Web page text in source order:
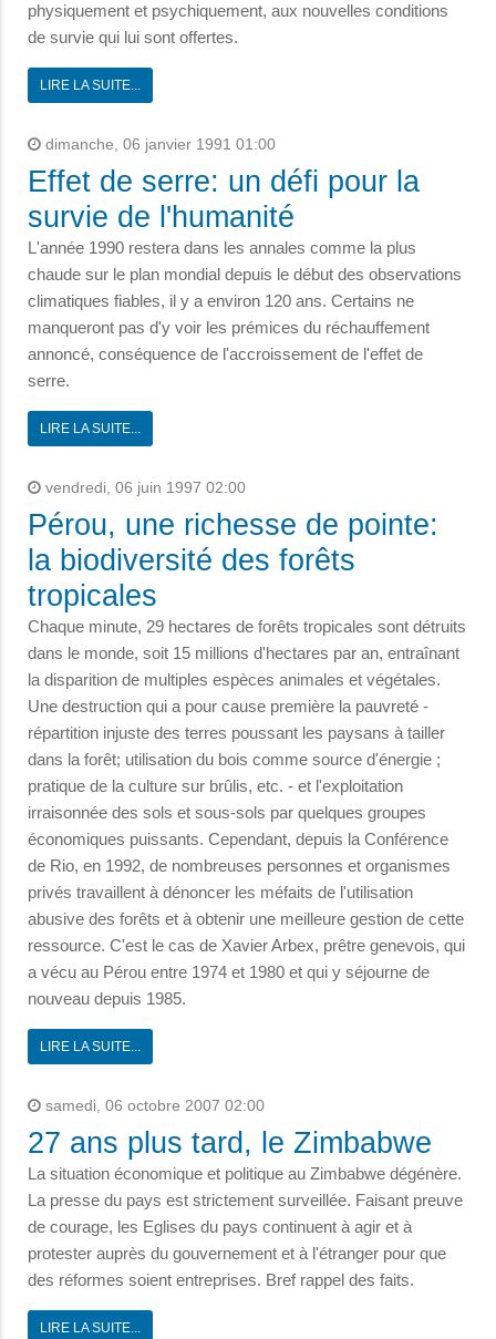
physiquement et psychiquement, aux nouvelles conditions
de survie qui lui sont offertes.
LIRE LA SUITE...
dimanche, 06 janvier 1991 01:00
Effet de serre: un défi pour la
survie de l'humanité
L'année 1990 restera dans les annales comme la plus
chaude sur le plan mondial depuis le début des observations
climatiques fiables, il y a environ 120 ans. Certains ne
manqueront pas d'y voir les prémices du réchauffement
annoncé, conséquence de l'accroissement de l'effet de
serre.
LIRE LA SUITE...
vendredi, 06 juin 1997 02:00
Pérou, une richesse de pointe:
la biodiversité des forêts
tropicales
Chaque minute, 29 hectares de forêts tropicales sont détruits
dans le monde, soit 15 millions d'hectares par an, entraînant
la disparition de multiples espèces animales et végétales.
Une destruction qui a pour cause première la pauvreté -
répartition injuste des terres poussant les paysans à tailler
dans la forêt; utilisation du bois comme source d'énergie ;
pratique de la culture sur brûlis, etc. - et l'exploitation
irraisonnée des sols et sous-sols par quelques groupes
économiques puissants. Cependant, depuis la Conférence
de Rio, en 1992, de nombreuses personnes et organismes
privés travaillent à dénoncer les méfaits de l'utilisation
abusive des forêts et à obtenir une meilleure gestion de cette
ressource. C'est le cas de Xavier Arbex, prêtre genevois, qui
a vécu au Pérou entre 1974 et 1980 et qui y séjourne de
nouveau depuis 1985.
LIRE LA SUITE...
samedi, 06 octobre 2007 02:00
27 ans plus tard, le Zimbabwe
La situation économique et politique au Zimbabwe dégénère.
La presse du pays est strictement surveillée. Faisant preuve
de courage, les Eglises du pays continuent à agir et à
protester auprès du gouvernement et à l'étranger pour que
des réformes soient entreprises. Bref rappel des faits.
LIRE LA SUITE...